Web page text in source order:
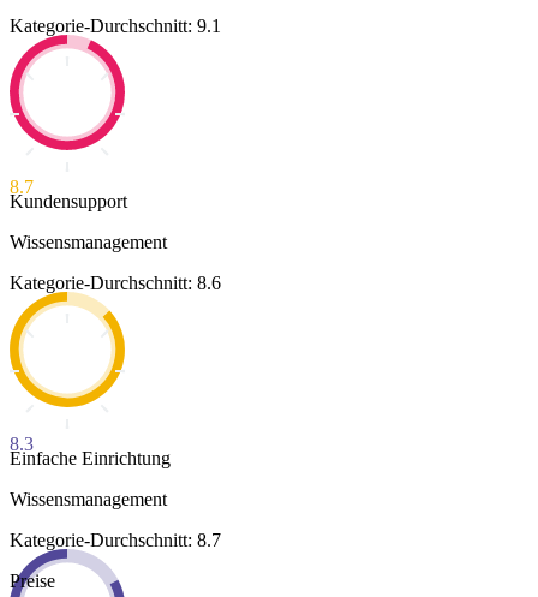
Kategorie-Durchschnitt: 9.1
8.7
Kundensupport
Wissensmanagement
Kategorie-Durchschnitt: 8.6
8.3
Einfache Einrichtung
Wissensmanagement
Kategorie-Durchschnitt: 8.7
Preise